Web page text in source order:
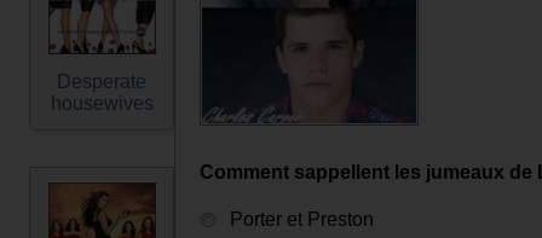
Desperate
housewives
Comment sappellent les jumeaux de
Porter et Preston